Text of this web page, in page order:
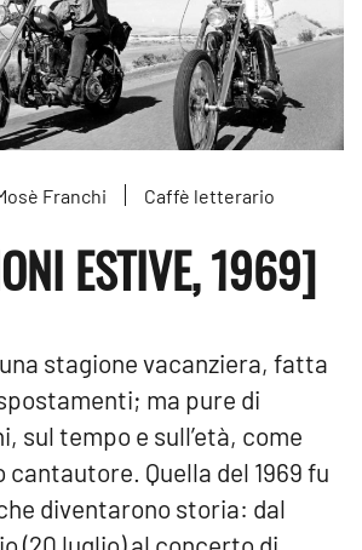
Franchi Caffè letterario
ESTIVE, 1969]
stagione vacanziera, fatta
ma pure di
sul tempo e sull’età, come
cantautore. Quella del 1969 fu
diventarono storia: dal